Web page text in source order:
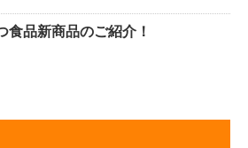
食品新商品のご紹介！